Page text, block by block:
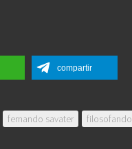
compartir
fernando savater filosofando